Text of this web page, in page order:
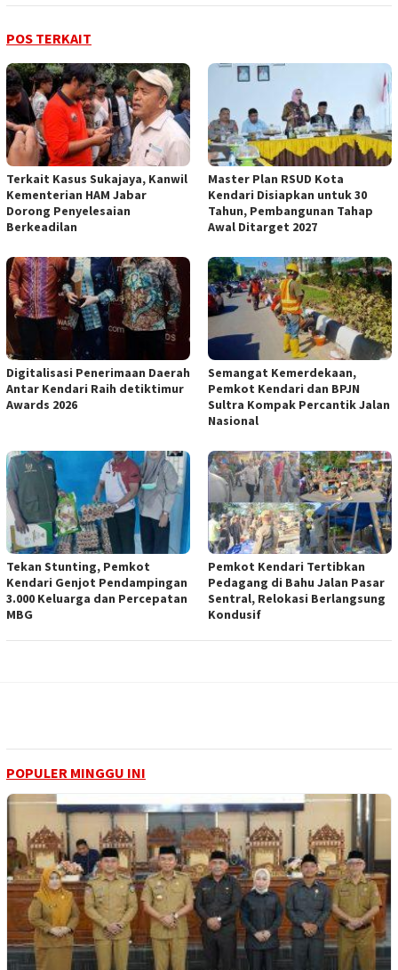
POS TERKAIT
‎Terkait Kasus Sukajaya, Kanwil
Kementerian HAM Jabar
‎Dorong Penyelesaian
Berkeadilan
Master Plan RSUD Kota
Kendari Disiapkan untuk 30
Tahun, Pembangunan Tahap
Awal Ditarget 2027
Digitalisasi Penerimaan Daerah
Antar Kendari Raih detiktimur
Awards 2026
Semangat Kemerdekaan,
Pemkot Kendari dan BPJN
Sultra Kompak Percantik Jalan
Nasional
Tekan Stunting, Pemkot
Kendari Genjot Pendampingan
3.000 Keluarga dan Percepatan
MBG
Pemkot Kendari Tertibkan
Pedagang di Bahu Jalan Pasar
Sentral, Relokasi Berlangsung
Kondusif
POPULER MINGGU INI